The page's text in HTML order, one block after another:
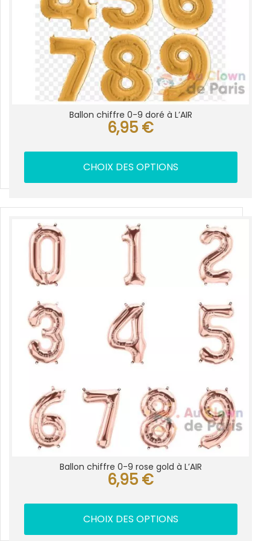
page
du
produit
Ballon chiffre 0-9 doré à L’AIR
6,95 €
CHOIX DES OPTIONS
a
plusieurs
options
être
choisies
sur
la
page
produit
Ballon chiffre 0-9 rose gold à L’AIR
6,95 €
CHOIX DES OPTIONS